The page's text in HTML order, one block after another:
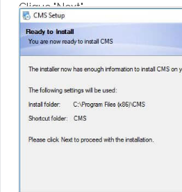
Clique "Next"